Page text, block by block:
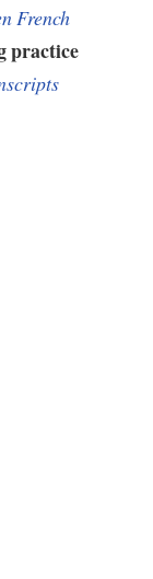
French
practice